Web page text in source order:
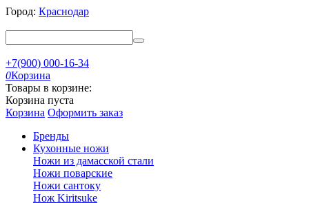
Город: Краснодар
+7(900) 000-16-34
0Корзина
Товары в корзине:
Корзина пуста
Корзина Оформить заказ
Бренды
Кухонные ножи
Ножи из дамасской стали
Ножи поварские
Ножи сантоку
Нож Kiritsuke